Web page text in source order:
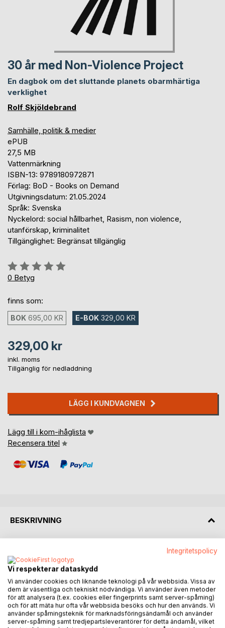
30 år med Non-Violence Project
En dagbok om det sluttande planets obarmhärtiga
verklighet
Rolf Skjöldebrand
Samhälle, politik & medier
ePUB
27,5 MB
Vattenmärkning
ISBN-13: 9789180972871
Förlag: BoD - Books on Demand
Utgivningsdatum: 21.05.2024
Språk: Svenska
Nyckelord: social hållbarhet, Rasism, non violence,
utanförskap, kriminalitet
Tillgänglighet: Begränsat tillgänglig
Betyg::
0%
0 Betyg
finns som:
BOK 695,00 KR E-BOK 329,00 KR
329,00 kr
inkl. moms
Tillgänglig för nedladdning
LÄGG I KUNDVAGNEN
Lägg till i kom-ihåglista
Recensera titel
BESKRIVNING
Non-Violence Project startade 1993, utifrån visionen att
bidra till en värld med mindre våld. Berättelsen tar med
läsaren på en resa genom blod, svett, mycket tårar,
framgång och misslyckanden, men med den största
glädjen att möta unga människor och engagerade vuxna i
de mest skiftande miljöer i världen och deras obändiga
kraft för att skapa förutsättningarna för ett drägligt liv. Det
är också en berättelse om ansvaret Non-Violence Project
Integritetspolicy
Vi respekterar dataskydd
Vi använder cookies och liknande teknologi på vår webbsida. Vissa av
dem är väsentliga och tekniskt nödvändiga. Vi använder även metoder
för att analysera (t.ex. cookies eller fingerprints samt server-spårning)
och för att mäta hur ofta vår webbsida besöks och hur den används. Vi
använder spårningsteknik för marknadsföringsändamål och använder
server-spårning samt tredjepartsleverantörer för detta ändamål, vilket